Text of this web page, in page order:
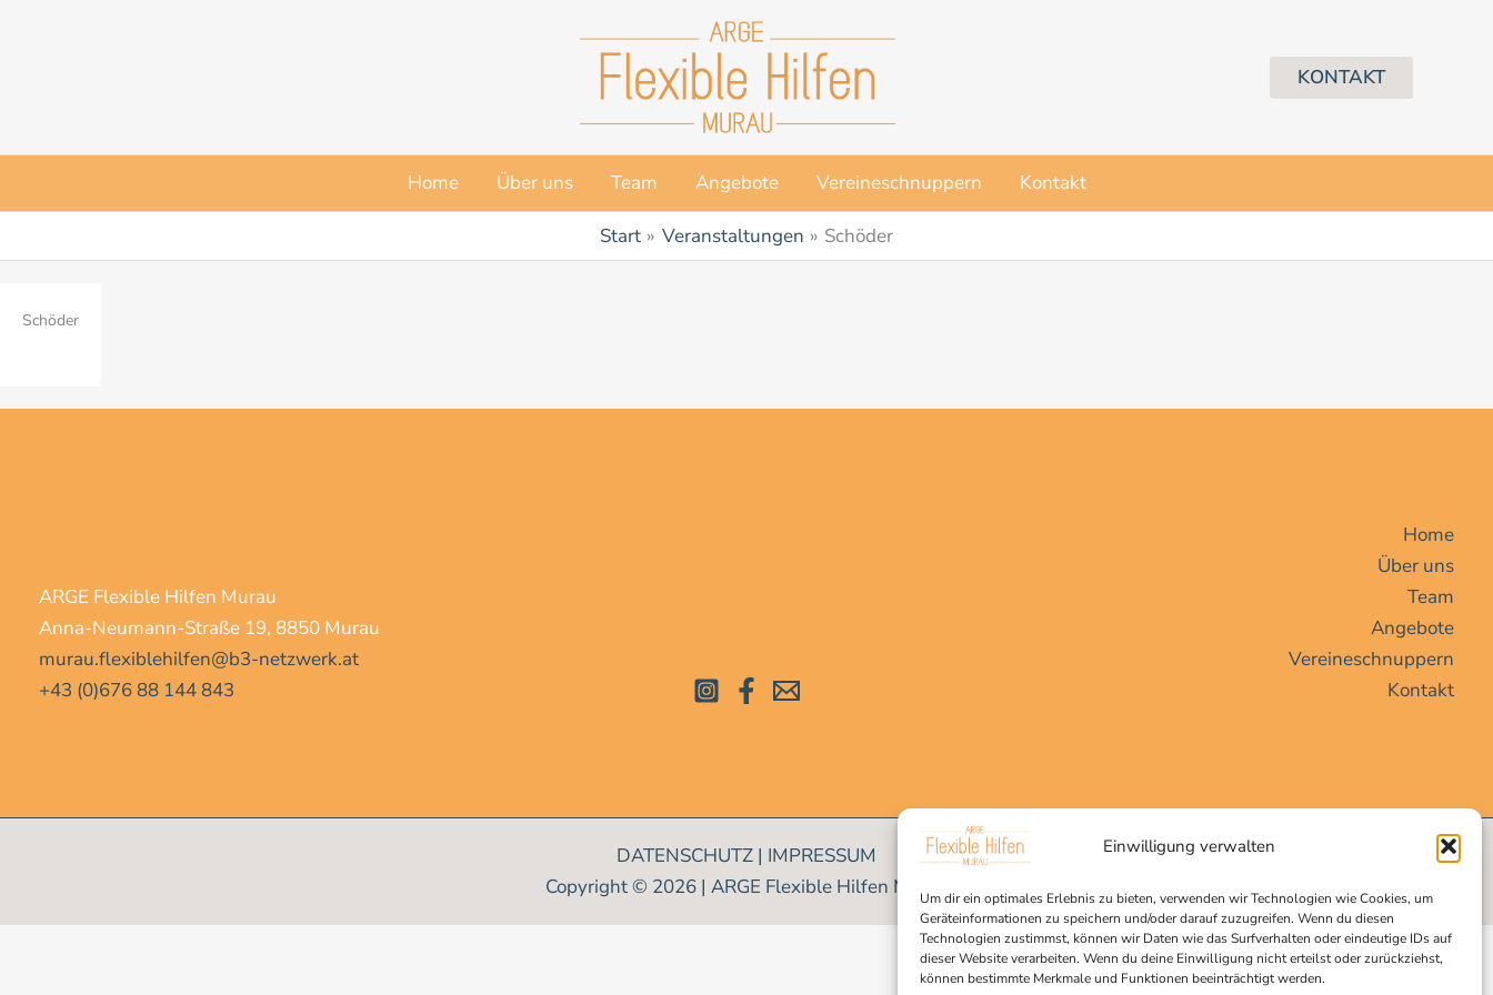
Einwilligung verwalten
Um dir ein optimales Erlebnis zu bieten, verwenden wir Technologien wie Cookies, um
Geräteinformationen zu speichern und/oder darauf zuzugreifen. Wenn du diesen
Technologien zustimmst, können wir Daten wie das Surfverhalten oder eindeutige IDs auf
dieser Website verarbeiten. Wenn du deine Einwilligung nicht erteilst oder zurückziehst,
können bestimmte Merkmale und Funktionen beeinträchtigt werden.
KONTAKT
Home Über uns Team Angebote Vereineschnuppern Kontakt
Start Veranstaltungen Schöder
Schöder
ARGE Flexible Hilfen Murau
Anna-Neumann-Straße 19, 8850 Murau
murau.flexiblehilfen@b3-netzwerk.at
+43 (0)676 88 144 843
Home
Über uns
Team
Angebote
Vereineschnuppern
Kontakt
DATENSCHUTZ | IMPRESSUM
Copyright © 2026 | ARGE Flexible Hilfen Murau